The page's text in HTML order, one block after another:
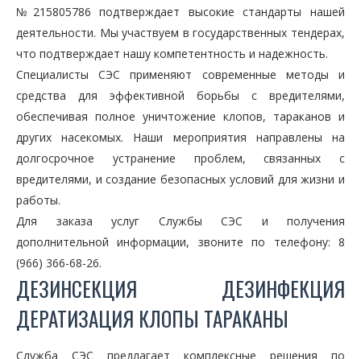
№215805786 подтверждает высокие стандарты нашей
деятельности. Мы участвуем в государственных тендерах,
что подтверждает нашу компетентность и надежность.
Специалисты СЭС применяют современные методы и
средства для эффективной борьбы с вредителями,
обеспечивая полное уничтожение клопов, тараканов и
других насекомых. Наши мероприятия направлены на
долгосрочное устранение проблем, связанных с
вредителями, и создание безопасных условий для жизни и
работы.
Для заказа услуг Службы СЭС и получения
дополнительной информации, звоните по телефону: 8
(966) 366-68-26.
ДЕЗИНСЕКЦИЯ ДЕЗИНФЕКЦИЯ
ДЕРАТИЗАЦИЯ КЛОПЫ ТАРАКАНЫ
Служба СЭС предлагает комплексные решения по